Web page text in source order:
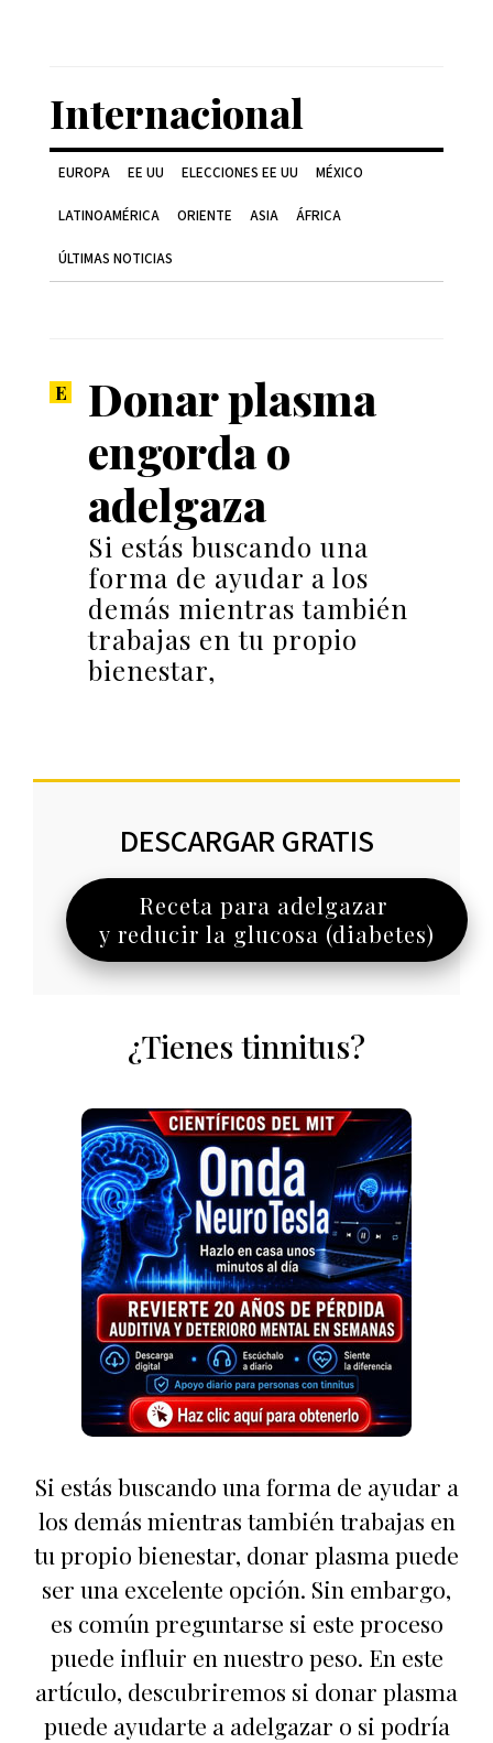
Internacional
EUROPA EE UU ELECCIONES EE UU MÉXICO
LATINOAMÉRICA ORIENTE ASIA ÁFRICA
ÚLTIMAS NOTICIAS
Donar plasma
engorda o
adelgaza
Si estás buscando una
forma de ayudar a los
demás mientras también
trabajas en tu propio
bienestar,
DESCARGAR GRATIS
Receta para adelgazar
y reducir la glucosa (diabetes)
¿Tienes tinnitus?
Si estás buscando una forma de ayudar a
los demás mientras también trabajas en
tu propio bienestar, donar plasma puede
ser una excelente opción. Sin embargo,
es común preguntarse si este proceso
puede influir en nuestro peso. En este
artículo, descubriremos si donar plasma
puede ayudarte a adelgazar o si podría